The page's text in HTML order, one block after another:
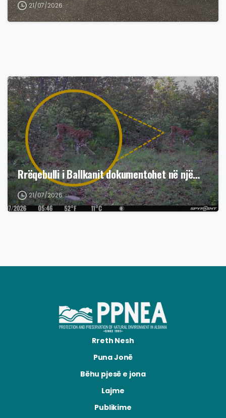
21/07/2026
Rrëqebulli i Ballkanit dokumentohet në një…
21/07/2026
Rreth Nesh
Puna Jonë
Bëhu pjesë e jona
Lajme
Publikime